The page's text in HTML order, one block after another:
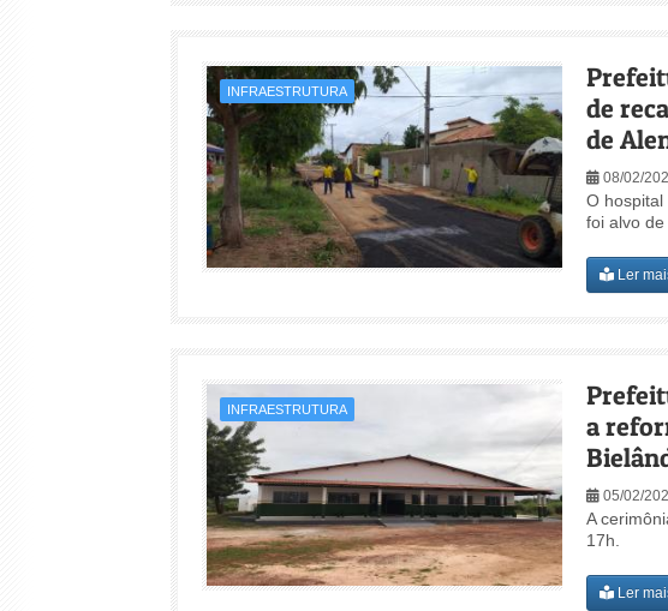
INFRAESTRUTURA
de
de
08/02/
O hospital
foi alvo
Ler
INFRAESTRUTURA
a
05/02/
A
17h.
Ler